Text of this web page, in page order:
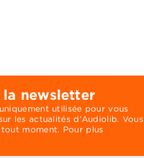
la newsletter
utilisée pour vous
les actualités d'Audiolib. Vous
moment. Pour plus